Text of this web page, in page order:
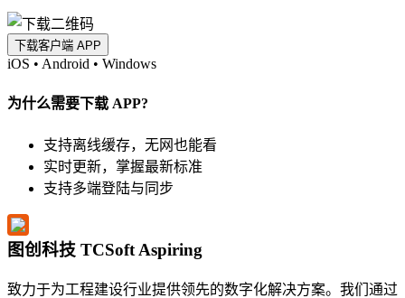
下载客户端 APP
iOS • Android • Windows
为什么需要下载 APP?
支持离线缓存，无网也能看
实时更新，掌握最新标准
支持多端登陆与同步
图创科技 TCSoft Aspiring
致力于为工程建设行业提供领先的数字化解决方案。我们通过